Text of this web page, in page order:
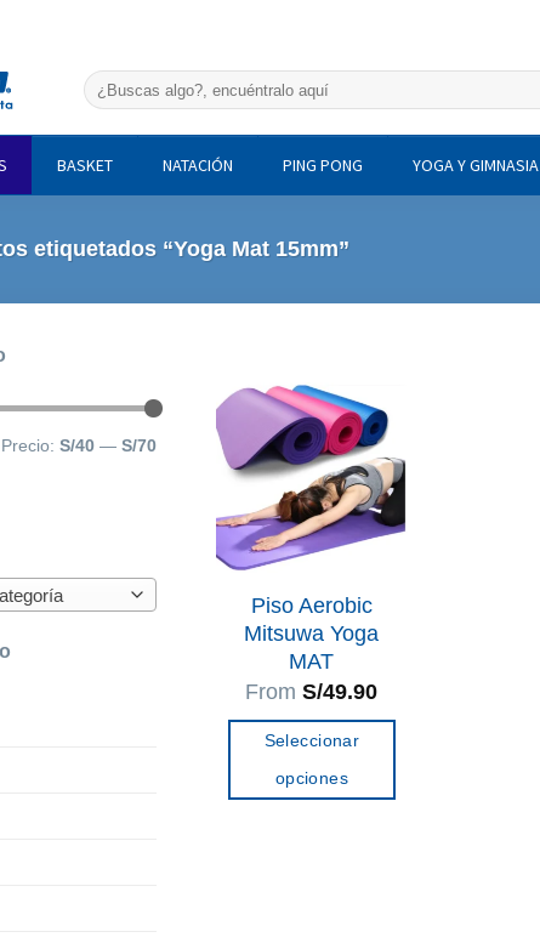
Buscar
por:
BASKET NATACIÓN PING PONG YOGA Y GIMNASIA
etiquetados “Yoga Mat 15mm”
Precio: S/40— S/70
Piso Aerobic
Mitsuwa Yoga
MAT
FromS/49.90
Seleccionar
opciones